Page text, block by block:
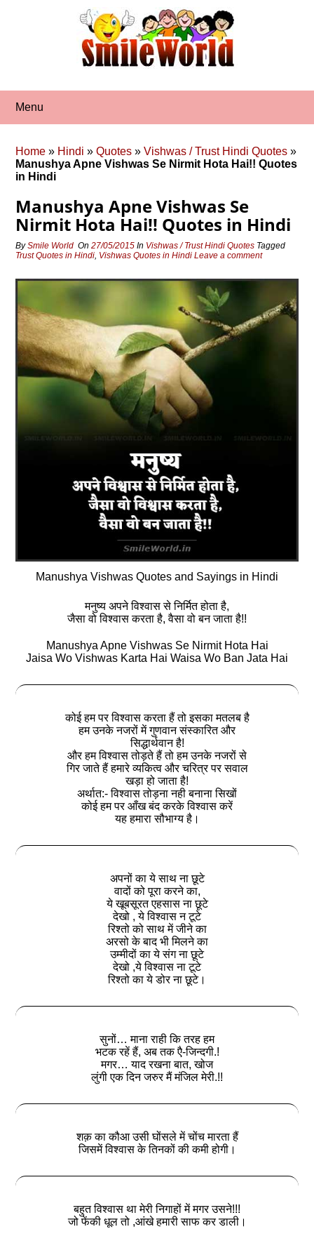
Menu
Home » Hindi »Quotes »Vishwas / Trust Hindi Quotes »
Manushya Apne Vishwas Se Nirmit Hota Hai!! Quotes
in Hindi
Manushya Apne Vishwas Se
Nirmit Hota Hai!! Quotes in Hindi
BySmile World On27/05/2015 In Vishwas / Trust Hindi Quotes Tagged
Trust Quotes in Hindi, Vishwas Quotes in Hindi Leave a comment
Manushya Vishwas Quotes and Sayings in Hindi
मनुष्य अपने विश्वास से निर्मित होता है,
जैसा वो विश्वास करता है, वैसा वो बन जाता है!!
Manushya Apne Vishwas Se Nirmit Hota Hai
Jaisa Wo Vishwas Karta Hai Waisa Wo Ban Jata Hai
कोई हम पर विश्वास करता हैं तो इसका मतलब है
हम उनके नजरों में गुणवान संस्कारित और
सिद्धार्थवान है!
और हम विश्वास तोड़ते हैं तो हम उनके नजरों से
गिर जाते हैं हमारे व्यकित्व और चरित्र पर सवाल
खड़ा हो जाता है!
अर्थात:- विश्वास तोड़ना नही बनाना सिखों
कोई हम पर आँख बंद करके विश्वास करें
यह हमारा सौभाग्य है।
अपनों का ये साथ ना छूटे
वादों को पूरा करने का,
ये खूबसूरत एहसास ना छूटे
देखो , ये विश्वास न टूटे
रिश्तो को साथ में जीने का
अरसो के बाद भी मिलने का
उम्मीदों का ये संग ना छूटे
देखो ,ये विश्वास ना टूटे
रिश्तो का ये डोर ना छूटे।
सुनों… माना राही कि तरह हम
भटक रहें हैं, अब तक एै-जिन्दगी.!
मगर… याद रखना बात, खोज
लुंगी एक दिन जरुर मैं मंजिल मेरी.!!
शक़ का कौआ उसी घोंसले में चोंच मारता हैं
जिसमें विश्वास के तिनकों की कमी होगी।
बहुत विश्वास था मेरी निगाहों में मगर उसने!!!
जो फेंकी धूल तो ,आंखे हमारी साफ कर डाली।